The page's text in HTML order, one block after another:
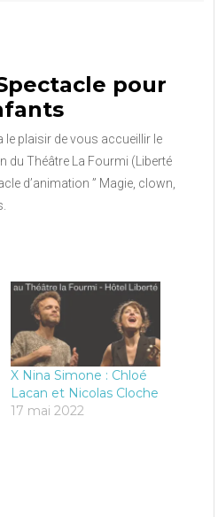
pour
le plaisir de vous accueillir le
du Théâtre La Fourmi (Liberté
d’animation ” Magie, clown,
X Nina Simone : Chloé
Lacan et Nicolas Cloche
17 mai 2022